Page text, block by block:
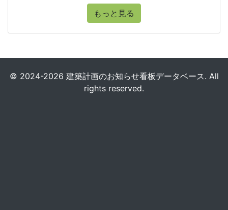
もっと見る
© 2024-2026 建築計画のお知らせ看板データベース. All
rights reserved.